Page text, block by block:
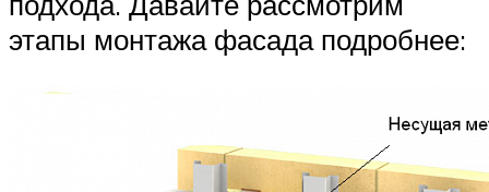
этапы монтажа фасада подробнее: